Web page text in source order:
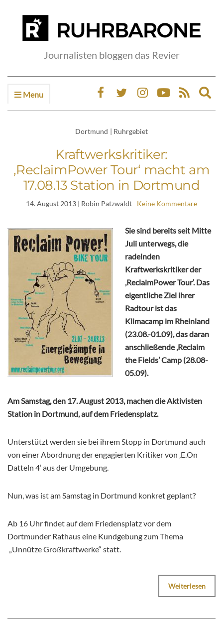
Journalisten bloggen das Revier
Menu
Dortmund | Ruhrgebiet
Kraftwerkskritiker:
‚ReclaimPower Tour‘ macht am
17.08.13 Station in Dortmund
14. August 2013 | Robin Patzwaldt Keine Kommentare
Sie sind bereits seit Mitte
Juli unterwegs, die
radelnden
Kraftwerkskritiker der
‚ReclaimPower Tour‘. Das
eigentliche Ziel ihrer
Radtour ist das
Klimacamp im Rheinland
(23.08.-01.09), das daran
anschließende ‚Reclaim
the Fields’ Camp (28.08-
05.09).
Am Samstag, den 17. August 2013, machen die Aktivisten
Station in Dortmund, auf dem Friedensplatz.
Unterstützt werden sie bei ihrem Stopp in Dortmund auch
von einer Abordnung der engagierten Kritiker von ‚E.On
Datteln 4‘ aus der Umgebung.
Nun, was ist am Samstag in Dortmund konkret geplant?
Ab 16 Uhr findet auf dem Friedensplatz vor dem
Dortmunder Rathaus eine Kundgebung zum Thema
„Unnütze Großkraftwerke“ statt.
Weiterlesen